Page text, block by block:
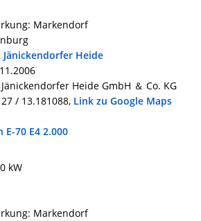
Markendorf
Heide
Heide GmbH ＆ Co. KG
/ 13.181088, Link zu Google Maps
E-70 E4 2.000
kW
Markendorf